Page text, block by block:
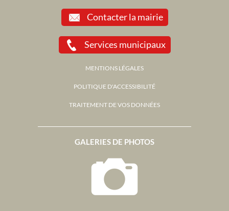
GALERIES DE PHOTOS
Contacter la mairie
Services municipaux
MENTIONS LÉGALES
POLITIQUE D'ACCESSIBILITÉ
TRAITEMENT DE VOS DONNÉES